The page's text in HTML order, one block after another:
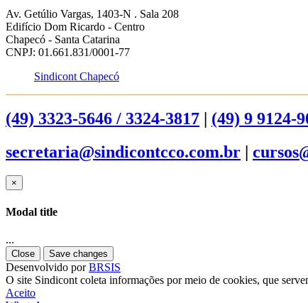
Av. Getúlio Vargas, 1403-N . Sala 208
Edifício Dom Ricardo - Centro
Chapecó - Santa Catarina
CNPJ: 01.661.831/0001-77
Sindicont Chapecó
(49) 3323-5646 / 3324-3817 | (49) 9 9124-
secretaria@sindicontcco.com.br |
×
Modal title
...
Close Save changes
Desenvolvido porBRSIS
O site Sindicont coleta informações por meio de cookies, que
Aceito